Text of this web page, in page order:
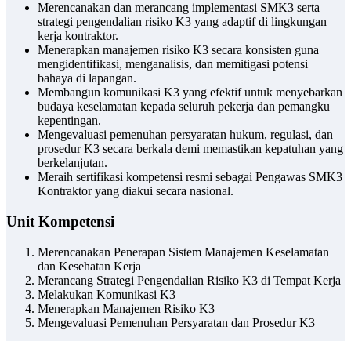
Merencanakan dan merancang implementasi SMK3 serta
strategi pengendalian risiko K3 yang adaptif di lingkungan
kerja kontraktor.
Menerapkan manajemen risiko K3 secara konsisten guna
mengidentifikasi, menganalisis, dan memitigasi potensi
bahaya di lapangan.
Membangun komunikasi K3 yang efektif untuk menyebarkan
budaya keselamatan kepada seluruh pekerja dan pemangku
kepentingan.
Mengevaluasi pemenuhan persyaratan hukum, regulasi, dan
prosedur K3 secara berkala demi memastikan kepatuhan yang
berkelanjutan.
Meraih sertifikasi kompetensi resmi sebagai Pengawas SMK3
Kontraktor yang diakui secara nasional.
Unit Kompetensi
Merencanakan Penerapan Sistem Manajemen Keselamatan
dan Kesehatan Kerja
Merancang Strategi Pengendalian Risiko K3 di Tempat Kerja
Melakukan Komunikasi K3
Menerapkan Manajemen Risiko K3
Mengevaluasi Pemenuhan Persyaratan dan Prosedur K3